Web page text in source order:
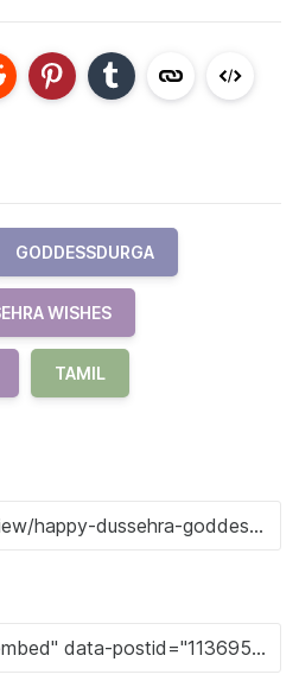
GODDESSDURGA
WISHES
TAMIL